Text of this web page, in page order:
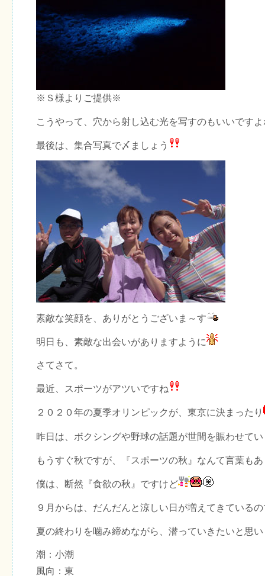
※Ｓ様よりご提供※
こうやって、穴から射し込む光を写すのもいいですよ
最後は、集合写真で〆ましょう
素敵な笑顔を、ありがとうございま～す
明日も、素敵な出会いがありますように
さてさて。
最近、スポーツがアツいですね
２０２０年の夏季オリンピックが、東京に決まったり
昨日は、ボクシングや野球の話題が世間を賑わせて
もうすぐ秋ですが、『スポーツの秋』なんて言葉も
僕は、断然『食欲の秋』ですけど
９月からは、だんだんと涼しい日が増えてきているの
夏の終わりを噛み締めながら、潜っていきたいと思
潮：小潮
風向：東